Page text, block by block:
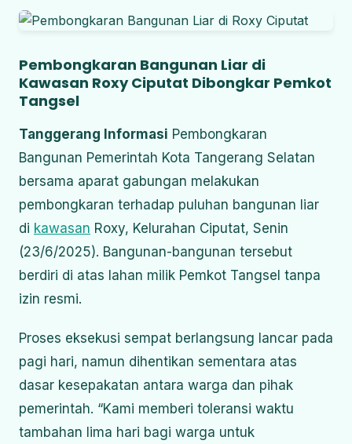
Pembongkaran Bangunan Liar di
Kawasan Roxy Ciputat Dibongkar Pemkot
Tangsel
Tanggerang Informasi Pembongkaran
Bangunan Pemerintah Kota Tangerang Selatan
bersama aparat gabungan melakukan
pembongkaran terhadap puluhan bangunan liar
di kawasan Roxy, Kelurahan Ciputat, Senin
(23/6/2025). Bangunan-bangunan tersebut
berdiri di atas lahan milik Pemkot Tangsel tanpa
izin resmi.
Proses eksekusi sempat berlangsung lancar pada
pagi hari, namun dihentikan sementara atas
dasar kesepakatan antara warga dan pihak
pemerintah. “Kami memberi toleransi waktu
tambahan lima hari bagi warga untuk